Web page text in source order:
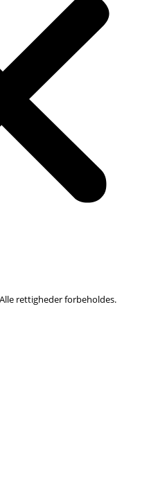
rettigheder forbeholdes.